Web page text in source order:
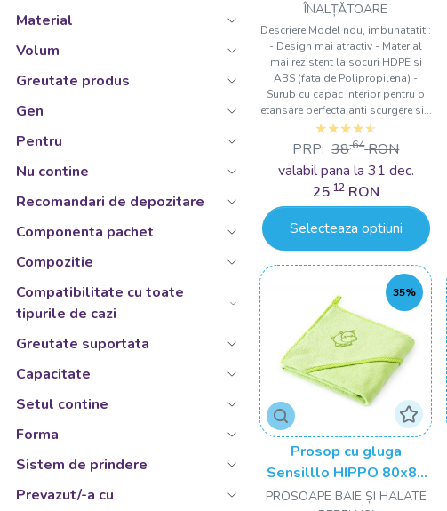
Alb/Negru
Alb/Roz/Turcoaz
Apricot
Bej
Bleu
Bleu/Galben
Bleu/Galben/Gri/Roz
Bleu/Galben/Roz/Verde
Bleu/Gri
Bleu/Gri/Portocaliu/Verde
Material
Volum
Greutate produs
Gen
Pentru
Nu contine
Recomandari de depozitare
Componenta pachet
Compozitie
Compatibilitate cu toate
tipurile de cazi
Greutate suportata
Capacitate
Setul contine
Forma
Sistem de prindere
Prevazut/-a cu
ÎNALȚǍTOARE
Descriere Model nou, imbunatatit :
- Design mai atractiv - Material
mai rezistent la socuri HDPE si
ABS (fata de Polipropilena) -
Surub cu capac interior pentru o
etansare perfecta anti scurgere si...
PRP: 38,64 RON
valabil pana la 31 dec.
25,12 RON
Selecteaza optiuni
35%
Prosop cu gluga
Sensilllo HIPPO 80x80
cm Green
PROSOAPE BAIE ȘI HALATE